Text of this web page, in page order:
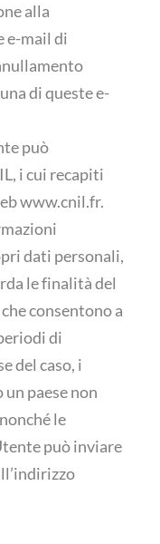
alla
e-mail di
di queste e-
può
i cui recapiti
www.cnil.fr.
dati personali,
le finalità del
consentono a
di
del caso, i
paese non
le
può inviare